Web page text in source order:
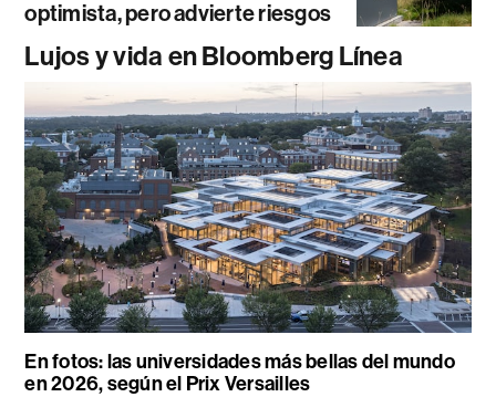
optimista, pero advierte riesgos
Lujos y vida en Bloomberg Línea
En fotos: las universidades más bellas del mundo
en 2026, según el Prix Versailles